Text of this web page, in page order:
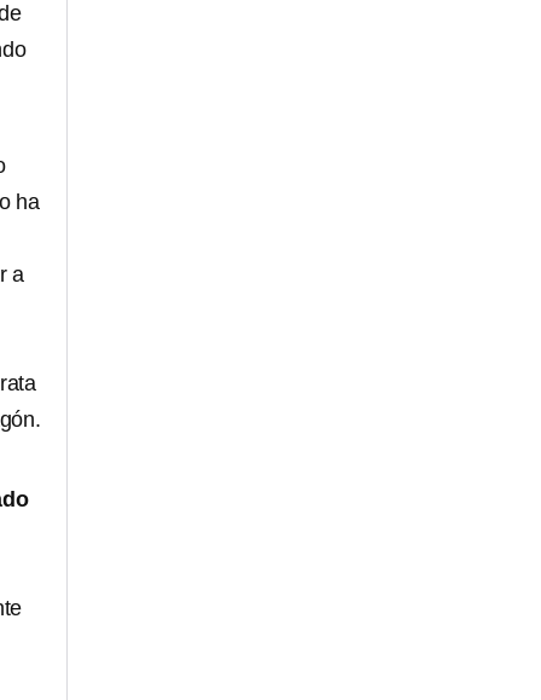
ha
a